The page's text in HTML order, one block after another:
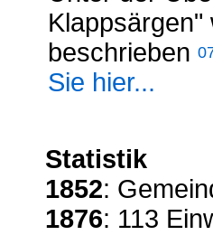
beschrieben
Sie hier...
Statistik
1852:
1876: 113